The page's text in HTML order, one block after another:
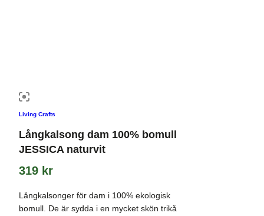
Living Crafts
Långkalsong dam 100% bomull
JESSICA naturvit
319 kr
Långkalsonger för dam i 100% ekologisk
bomull. De är sydda i en mycket skön trikå